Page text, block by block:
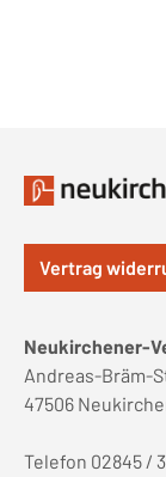
Vertrag
Neukirchener-
Andreas-Bräm-
47506
Telefon 02845 /